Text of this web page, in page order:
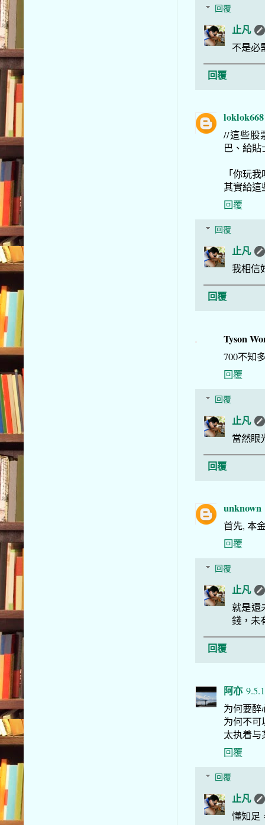
回覆
止凡
不是必
回覆
loklok668
//這些股
巴、給
「你玩
其實給這
回覆
回覆
止凡
我相信
回覆
Tyson
700不知
回覆
回覆
止凡
當然眼
回覆
unknown
首先, 本
回覆
回覆
止凡
就是還
錢，未
回覆
阿亦
为何要醉
为何不可
太执着与
回覆
回覆
止凡
懂知足